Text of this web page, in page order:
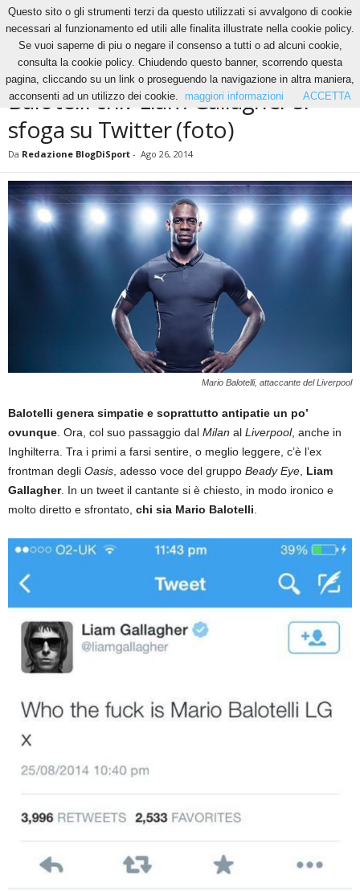
News Balotelli chi? Liam Gallagher si sfoga su Twitter (foto)
NEWS
Balotelli chi? Liam Gallagher si
sfoga su Twitter (foto)
Da Redazione BlogDiSport - Ago 26, 2014
Mario Balotelli, attaccante del Liverpool
Balotelli genera simpatie e soprattutto antipatie un po’
ovunque . Ora, col suo passaggio dal Milan al Liverpool, anche in
Inghilterra. Tra i primi a farsi sentire, o meglio leggere, c’è l’ex
frontman degli Oasis , adesso voce del gruppo Beady Eye Liam
Gallagher. In un tweet il cantante si è chiesto, in modo ironico e
molto diretto e sfrontato, chi sia Mario Balotelli
Questo sito o gli strumenti terzi da questo utilizzati si avvalgono di cookie
necessari al funzionamento ed utili alle finalita illustrate nella cookie policy.
Se vuoi saperne di piu o negare il consenso a tutti o ad alcuni cookie,
consulta la cookie policy. Chiudendo questo banner, scorrendo questa
pagina, cliccando su un link o proseguendo la navigazione in altra maniera,
acconsenti ad un utilizzo dei cookie.
maggiori informazioni ACCETTA